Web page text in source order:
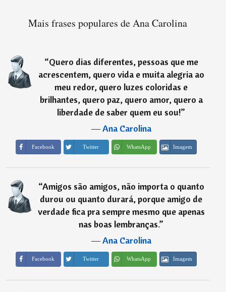
Mais frases populares de Ana Carolina
“Quero dias diferentes, pessoas que me
acrescentem, quero vida e muita alegria ao
meu redor, quero luzes coloridas e
brilhantes, quero paz, quero amor, quero a
liberdade de saber quem eu sou!”
―Ana Carolina
Facebook Twitter WhatsApp Imagem
“Amigos são amigos, não importa o quanto
durou ou quanto durará, porque amigo de
verdade fica pra sempre mesmo que apenas
nas boas lembranças.”
―Ana Carolina
Facebook Twitter WhatsApp Imagem